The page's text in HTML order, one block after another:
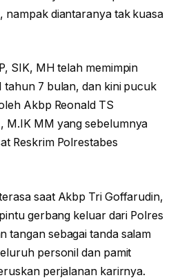
nampak diantaranya tak kuasa
SIK, MH telah memimpin
tahun 7 bulan, dan kini pucuk
Akbp Reonald TS
M.IK MM yang sebelumnya
Reskrim Polrestabes
saat Akbp Tri Goffarudin,
gerbang keluar dari Polres
tangan sebagai tanda salam
personil dan pamit
perjalanan karirnya.